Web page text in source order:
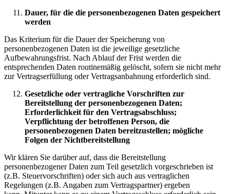
Dauer, für die die personenbezogenen Daten gespeichert
werden
Das Kriterium für die Dauer der Speicherung von
personenbezogenen Daten ist die jeweilige gesetzliche
Aufbewahrungsfrist. Nach Ablauf der Frist werden die
entsprechenden Daten routinemäßig gelöscht, sofern sie nicht mehr
zur Vertragserfüllung oder Vertragsanbahnung erforderlich sind.
Gesetzliche oder vertragliche Vorschriften zur
Bereitstellung der personenbezogenen Daten;
Erforderlichkeit für den Vertragsabschluss;
Verpflichtung der betroffenen Person, die
personenbezogenen Daten bereitzustellen; mögliche
Folgen der Nichtbereitstellung
Wir klären Sie darüber auf, dass die Bereitstellung
personenbezogener Daten zum Teil gesetzlich vorgeschrieben ist
(z.B. Steuervorschriften) oder sich auch aus vertraglichen
Regelungen (z.B. Angaben zum Vertragspartner) ergeben